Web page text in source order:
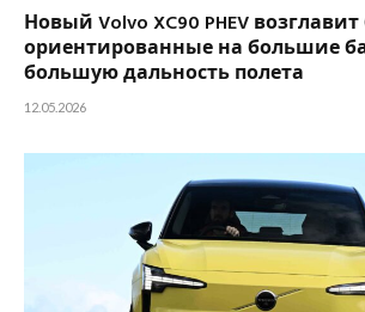
Новый Volvo XC90 PHEV
ориентированные на большие
большую дальность полета
12.05.2026